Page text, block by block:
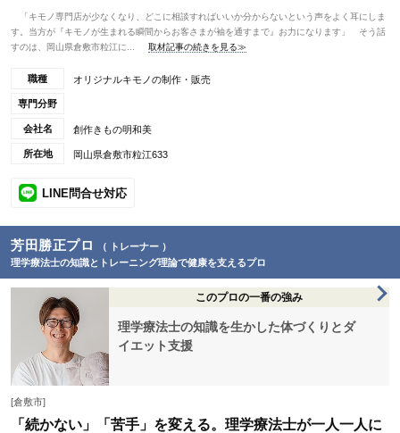
「キモノ専門店が少なくなり、どこに相談すればいいか分からないという声をよく耳にしま
す。当方が『キモノが生まれる瞬間からお客さまが袖を通すまで』お力になります」 そう話
すのは、岡山県倉敷市粒江に...
取材記事の続きを見る≫
職種 オリジナルキモノの制作・販売
専門分野
会社名 創作きもの明和美
所在地 岡山県倉敷市粒江633
LINE問合せ対応
芳田勝正プロ
（ トレーナー ）
理学療法士の知識とトレーニング理論で健康を支えるプロ
このプロの一番の強み
理学療法士の知識を生かした体づくりとダ
イエット支援
[倉敷市]
「続かない」「苦手」を変える。理学療法士が一人一人に